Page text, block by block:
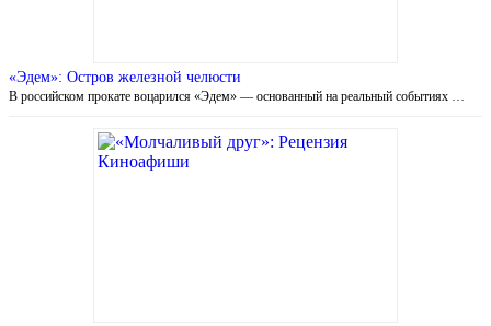
«Эдем»: Остров железной челюсти
В российском прокате воцарился «Эдем» — основанный на реальный событиях …